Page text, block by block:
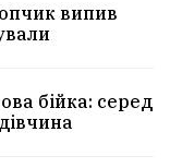
випив
бійка: серед